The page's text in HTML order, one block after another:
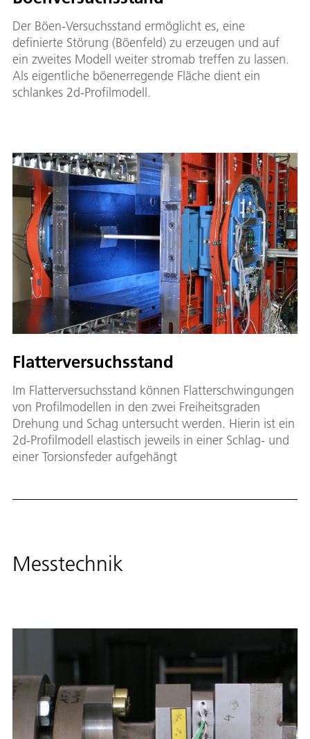
Der Böen-Versuchsstand ermöglicht es, eine
definierte Störung (Böenfeld) zu erzeugen und auf
ein zweites Modell weiter stromab treffen zu lassen.
Als eigentliche böenerregende Fläche dient ein
schlankes 2d-Profilmodell.
Flatterversuchsstand
Im Flatterversuchsstand können Flatterschwingungen
von Profilmodellen in den zwei Freiheitsgraden
Drehung und Schag untersucht werden. Hierin ist ein
2d-Profilmodell elastisch jeweils in einer Schlag- und
einer Torsionsfeder aufgehängt
Messtechnik